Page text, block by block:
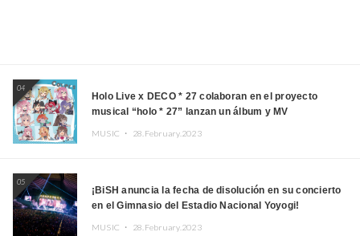
04
Holo Live x DECO * 27 colaboran en el proyecto
musical “holo * 27” lanzan un álbum y MV
MUSIC ・ 28.February.2023
05
¡BiSH anuncia la fecha de disolución en su concierto
en el Gimnasio del Estadio Nacional Yoyogi!
MUSIC ・ 28.February.2023